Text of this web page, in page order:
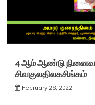
4 ஆம் ஆண்டு
சிவகுலதிலகசிங்கம்
February 28, 2022